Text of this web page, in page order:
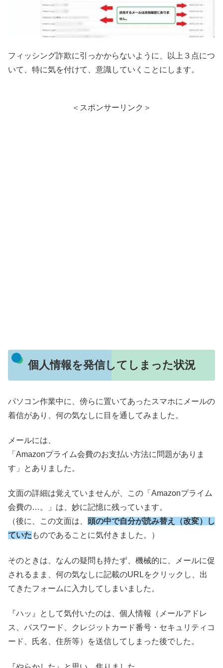
フィッシング詐欺に引っかからないように、以上３点につ
いて、特に気を付けて、意識していくことにします。
＜スポンサーリンク＞
個人情報を発信してしまった状況
パソコン作業中に、傍らに置いてあったスマホにメールの
着信があり、何の気なしに目を通してみました。
メールには、
「Amazonプライム会費のお支払い方法に問題がありま
す」とありました。
文面の詳細は覚えていませんが、この「Amazonプライム
会費の…。」は、妙に記憶に残っています。
（後に、この文面は、 頭の中で自分が読み替え（改変）し
ていた ものであることに気付きました。）
そのときは、なんの疑問も持たず、機械的に、メールに促
されるまま、何の気なしに記載のURLをクリックし、出
てきたフォームに入力してしまいました。
『ハッ』として気付いたのは、個人情報（メールアドレ
ス、パスワード、クレジットカード番号・セキュリティコ
ード、氏名、住所等）を送信してしまった後でした。